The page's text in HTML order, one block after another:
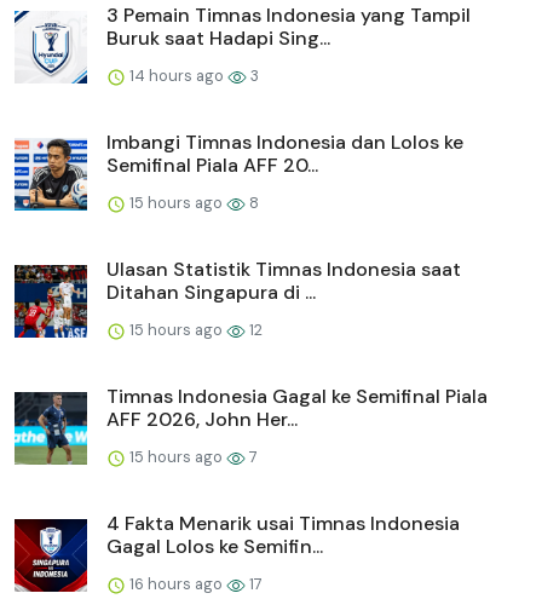
3 Pemain Timnas Indonesia yang Tampil
Buruk saat Hadapi Sing...
14 hours ago 3
Imbangi Timnas Indonesia dan Lolos ke
Semifinal Piala AFF 20...
15 hours ago 8
Ulasan Statistik Timnas Indonesia saat
Ditahan Singapura di ...
15 hours ago 12
Timnas Indonesia Gagal ke Semifinal Piala
AFF 2026, John Her...
15 hours ago 7
4 Fakta Menarik usai Timnas Indonesia
Gagal Lolos ke Semifin...
16 hours ago 17